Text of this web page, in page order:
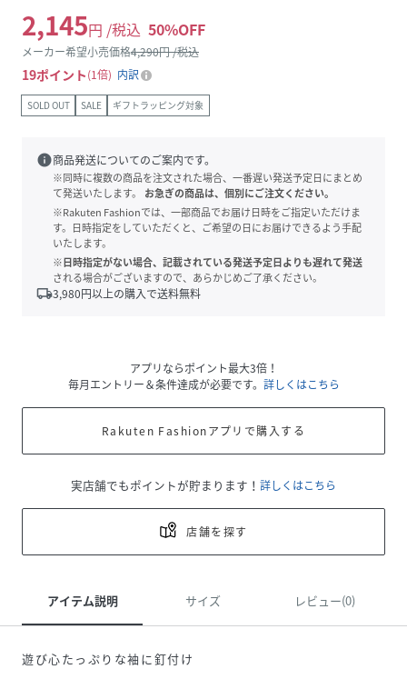
2,145円 /税込 50%OFF
メーカー希望小売価格4,290円 /税込
19ポイント 1倍 内訳
SOLD OUT SALE ギフトラッピング対象
info商品発送についてのご案内です。
※同時に複数の商品を注文された場合、一番遅い発送予定日にまとめ
て発送いたします。
お急ぎの商品は、個別にご注文ください。
※Rakuten Fashionでは、一部商品でお届け日時をご指定いただけま
す。日時指定をしていただくと、ご希望の日にお届けできるよう手配
いたします。
※日時指定がない場合、記載されている発送予定日よりも遅れて発送
される場合がございますので、あらかじめご了承ください。
local_shipping3,980円以上の購入で送料無料
アプリならポイント最大3倍！
毎月エントリー＆条件達成が必要です。 詳しくはこちら
Rakuten Fashionアプリで購入する
実店舗でもポイントが貯まります！ 詳しくはこちら
店舗を探す
アイテム説明 サイズ レビュー(0)
遊び心たっぷりな袖に釘付け